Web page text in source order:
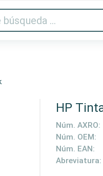
y escáner
HP
Núm. AXRO:
Núm. OEM:
Núm. EAN:
Abreviatura: